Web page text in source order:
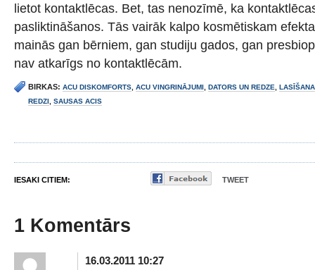
lietot kontaktlēcas. Bet, tas nenozīmē, ka
pasliktināšanos. Tās vairāk kalpo kosmētiskam
mainās gan bērniem, gan studiju gados, gan
nav atkarīgs no kontaktlēcām.
BIRKAS: ACU DISKOMFORTS ACU VINGRINĀJUMI DATORS UN REDZE
REDZI SAUSAS ACIS
IESAKI CITIEM: TWEET
1 Komentārs
16.03.2011 10:27